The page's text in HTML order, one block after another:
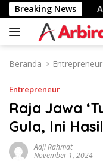
Langsung
ke
konten
Breaking News
AS-
Beranda Entrepreneur
Entrepreneur
Raja Jawa
Gula, Ini
Adji Rahmat
November 1, 2024